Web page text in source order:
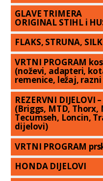
GLAVE TRIMERA
ORIGINAL STIHL i
FLAKS, STRUNA,
VRTNI PROGRAM
(noževi, adapteri,
remenice, ležaj,
REZERVNI DIJELOVI
(Briggs, MTD, Thorx,
Tecumseh, Loncin,
dijelovi)
VRTNI PROGRAM
HONDA DIJELOVI